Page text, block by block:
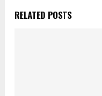
RELATED POSTS